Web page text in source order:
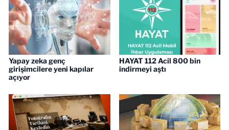
Yapay zeka genç
girişimcilere yeni kapılar
açıyor
HAYAT 112 Acil 800 bin
indirmeyi aştı